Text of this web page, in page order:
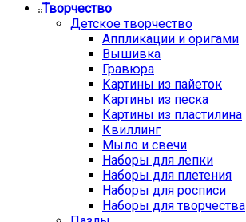
Творчество
Детское творчество
Аппликации и оригами
Вышивка
Гравюра
Картины из пайеток
Картины из песка
Картины из пластилина
Квиллинг
Мыло и свечи
Наборы для лепки
Наборы для плетения
Наборы для росписи
Наборы для творчества